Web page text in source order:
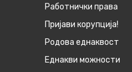
Работнички права
Пријави корупција!
Родова еднаквост
Eднакви можности